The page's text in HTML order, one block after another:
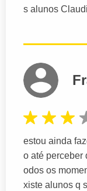
s alunos
estou ainda
o até perceber
odos os
xiste alunos q